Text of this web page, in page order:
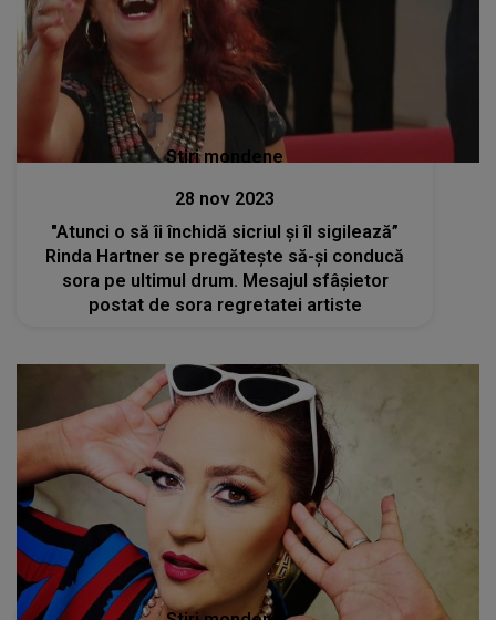
Stiri mondene
28 nov 2023
"Atunci o să îi închidă sicriul și îl sigilează”
Rinda Hartner se pregătește să-și conducă
sora pe ultimul drum. Mesajul sfâșietor
postat de sora regretatei artiste